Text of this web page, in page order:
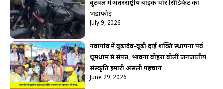
बुटवल में अंतरराष्ट्रीय बाइक चोर सिंडिकेट का
भंडाफोड़
July 9, 2026
नवागांव में बुढ़ादेव-बूढ़ी दाई शक्ति स्थापना पर्व
धूमधाम से संपन्न, भावना बोहरा बोलीं जनजातीय
संस्कृति हमारी असली पहचान
June 29, 2026